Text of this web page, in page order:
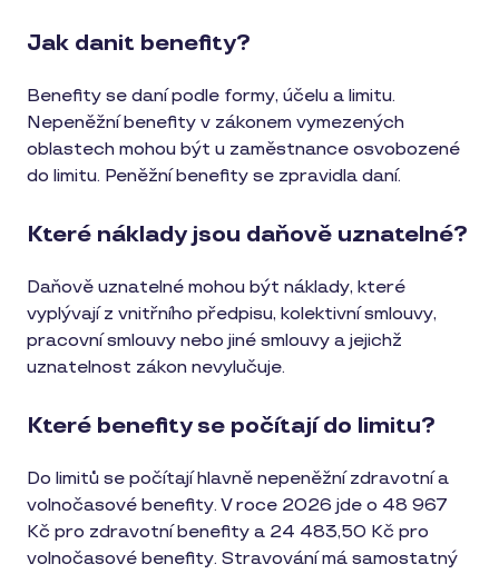
Jak danit benefity?
Benefity se daní podle formy, účelu a limitu.
Nepeněžní benefity v zákonem vymezených
oblastech mohou být u zaměstnance osvobozené
do limitu. Peněžní benefity se zpravidla daní.
Které náklady jsou daňově uznatelné?
Daňově uznatelné mohou být náklady, které
vyplývají z vnitřního předpisu, kolektivní smlouvy,
pracovní smlouvy nebo jiné smlouvy a jejichž
uznatelnost zákon nevylučuje.
Které benefity se počítají do limitu?
Do limitů se počítají hlavně nepeněžní zdravotní a
volnočasové benefity. V roce 2026 jde o 48 967
Kč pro zdravotní benefity a 24 483,50 Kč pro
volnočasové benefity. Stravování má samostatný